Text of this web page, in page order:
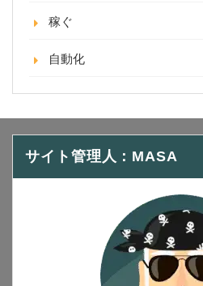
稼ぐ
自動化
サイト管理人：MASA